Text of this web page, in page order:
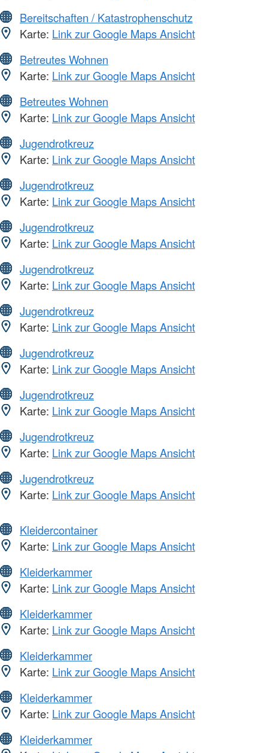
Bereitschaften / Katastrophenschutz
Karte: Link zur Google Maps Ansicht
Betreutes Wohnen
Karte: Link zur Google Maps Ansicht
Betreutes Wohnen
Karte: Link zur Google Maps Ansicht
Jugendrotkreuz
Karte: Link zur Google Maps Ansicht
Jugendrotkreuz
Karte: Link zur Google Maps Ansicht
Jugendrotkreuz
Karte: Link zur Google Maps Ansicht
Jugendrotkreuz
Karte: Link zur Google Maps Ansicht
Jugendrotkreuz
Karte: Link zur Google Maps Ansicht
Jugendrotkreuz
Karte: Link zur Google Maps Ansicht
Jugendrotkreuz
Karte: Link zur Google Maps Ansicht
Jugendrotkreuz
Karte: Link zur Google Maps Ansicht
Jugendrotkreuz
Karte: Link zur Google Maps Ansicht
Kleidercontainer
Karte: Link zur Google Maps Ansicht
Kleiderkammer
Karte: Link zur Google Maps Ansicht
Kleiderkammer
Karte: Link zur Google Maps Ansicht
Kleiderkammer
Karte: Link zur Google Maps Ansicht
Kleiderkammer
Karte: Link zur Google Maps Ansicht
Kleiderkammer